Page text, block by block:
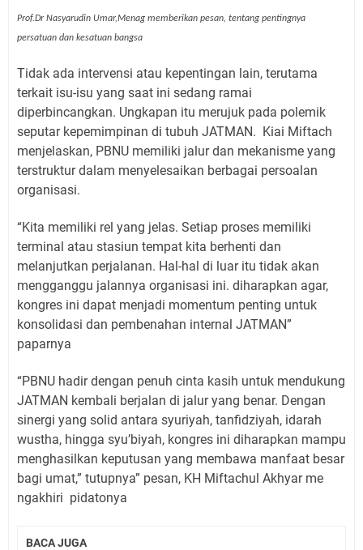
Prof.Dr Nasyarudin Umar,Menag memberikan pesan, tentang pentingnya
persatuan dan kesatuan bangsa
Tidak ada intervensi atau kepentingan lain, terutama
terkait isu-isu yang saat ini sedang ramai
diperbincangkan. Ungkapan itu merujuk pada polemik
seputar kepemimpinan di tubuh JATMAN. Kiai Miftach
menjelaskan, PBNU memiliki jalur dan mekanisme yang
terstruktur dalam menyelesaikan berbagai persoalan
organisasi.
“Kita memiliki rel yang jelas. Setiap proses memiliki
terminal atau stasiun tempat kita berhenti dan
melanjutkan perjalanan. Hal-hal di luar itu tidak akan
mengganggu jalannya organisasi ini. diharapkan agar,
kongres ini dapat menjadi momentum penting untuk
konsolidasi dan pembenahan internal JATMAN”
paparnya
“PBNU hadir dengan penuh cinta kasih untuk mendukung
JATMAN kembali berjalan di jalur yang benar. Dengan
sinergi yang solid antara syuriyah, tanfidziyah, idarah
wustha, hingga syu’biyah, kongres ini diharapkan mampu
menghasilkan keputusan yang membawa manfaat besar
bagi umat,” tutupnya” pesan, KH Miftachul Akhyar me
ngakhiri pidatonya
BACA JUGA